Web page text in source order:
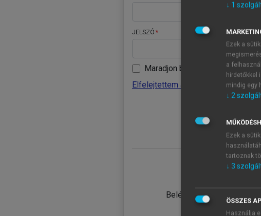
JELSZÓ
Maradjon belépve
Elfelejtettem a jelszavamat
Belépés intézményi
↓ 1
Ezek a
a
hirdetőkkel
mindig egy
↓ 2
Ezek a
tartoznak
↓ 3
ÖSSZES
Használja